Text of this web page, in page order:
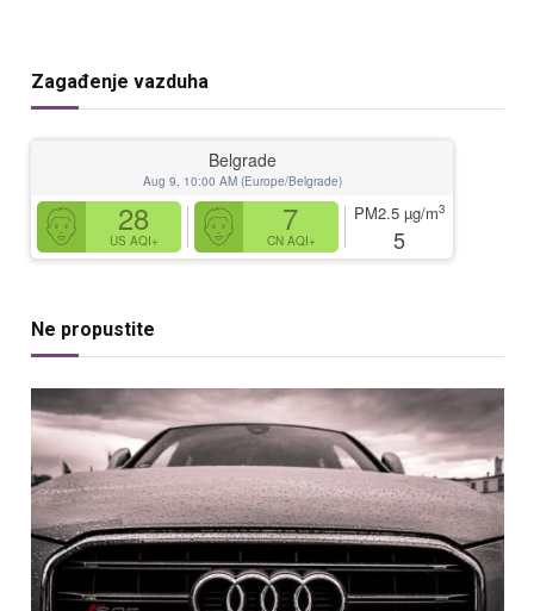
Zagađenje vazduha
Belgrade
Aug 9, 10:00 AM (Europe/Belgrade)
28
US AQI+
7
CN AQI+
PM2.5 µg/m3
5
Ne propustite